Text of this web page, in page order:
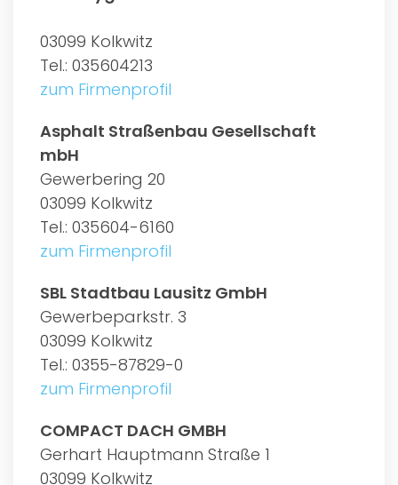
03099 Kolkwitz
Tel.: 035604213
zum Firmenprofil
Asphalt Straßenbau Gesellschaft
mbH
Gewerbering 20
03099 Kolkwitz
Tel.: 035604-6160
zum Firmenprofil
SBL Stadtbau Lausitz GmbH
Gewerbeparkstr. 3
03099 Kolkwitz
Tel.: 0355-87829-0
zum Firmenprofil
COMPACT DACH GMBH
Gerhart Hauptmann Straße 1
03099 Kolkwitz